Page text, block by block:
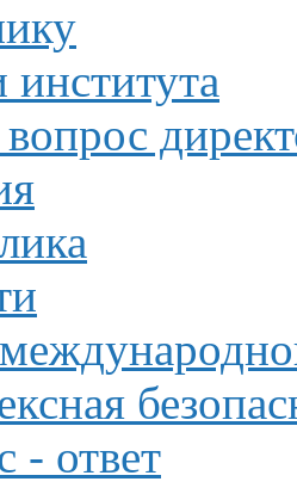
института
вопрос
- ответ